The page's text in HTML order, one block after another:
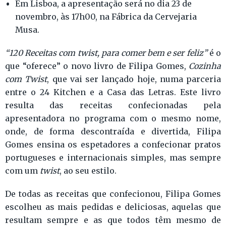
Em Lisboa, a apresentação será no dia 23 de
novembro, às 17h00, na Fábrica da Cervejaria
Musa.
“120 Receitas com twist, para comer bem e ser feliz”é o
que “oferece” o novo livro de Filipa Gomes, Cozinha
com Twist, que vai ser lançado hoje, numa parceria
entre o 24 Kitchen e a Casa das Letras. Este livro
resulta das receitas confecionadas pela
apresentadora no programa com o mesmo nome,
onde, de forma descontraída e divertida, Filipa
Gomes ensina os espetadores a confecionar pratos
portugueses e internacionais simples, mas sempre
com um twist, ao seu estilo.
De todas as receitas que confecionou, Filipa Gomes
escolheu as mais pedidas e deliciosas, aquelas que
resultam sempre e as que todos têm mesmo de